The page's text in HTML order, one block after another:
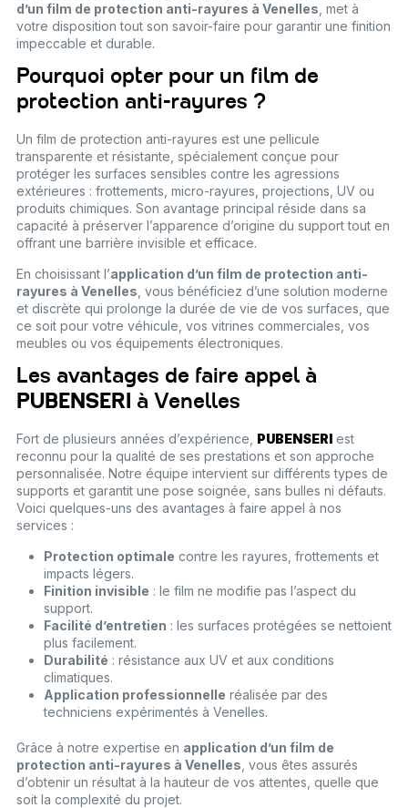
d’un film de protection anti-rayures à Venelles , met à
votre disposition tout son savoir-faire pour garantir une finition
impeccable et durable.
Pourquoi opter pour un film de
protection anti-rayures ?
Un film de protection anti-rayures est une pellicule
transparente et résistante, spécialement conçue pour
protéger les surfaces sensibles contre les agressions
extérieures : frottements, micro-rayures, projections, UV ou
produits chimiques. Son avantage principal réside dans sa
capacité à préserver l’apparence d’origine du support tout en
offrant une barrière invisible et efficace.
En choisissant l’application d’un film de protection anti-
rayures à Venelles , vous bénéficiez d’une solution moderne
et discrète qui prolonge la durée de vie de vos surfaces, que
ce soit pour votre véhicule, vos vitrines commerciales, vos
meubles ou vos équipements électroniques.
Les avantages de faire appel à
PUBENSERI
à Venelles
Fort de plusieurs années d’expérience, PUBENSERIest
reconnu pour la qualité de ses prestations et son approche
personnalisée. Notre équipe intervient sur différents types de
supports et garantit une pose soignée, sans bulles ni défauts.
Voici quelques-uns des avantages à faire appel à nos
services :
Protection optimale contre les rayures, frottements et
impacts légers.
Finition invisible : le film ne modifie pas l’aspect du
support.
Facilité d’entretien : les surfaces protégées se nettoient
plus facilement.
Durabilité : résistance aux UV et aux conditions
climatiques.
Application professionnelle réalisée par des
techniciens expérimentés à Venelles.
Grâce à notre expertise en application d’un film de
protection anti-rayures à Venelles , vous êtes assurés
d’obtenir un résultat à la hauteur de vos attentes, quelle que
soit la complexité du projet.